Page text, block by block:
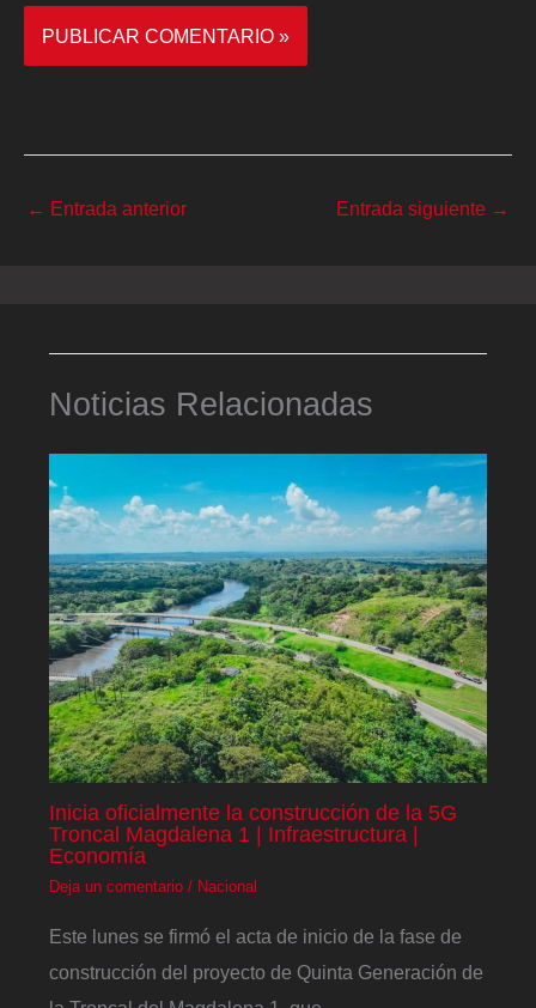
← Entrada anterior Entrada siguiente →
Noticias Relacionadas
Inicia oficialmente la construcción de la 5G
Troncal Magdalena 1 | Infraestructura |
Economía
Deja un comentario / Nacional
Este lunes se firmó el acta de inicio de la fase de
construcción del proyecto de Quinta Generación de